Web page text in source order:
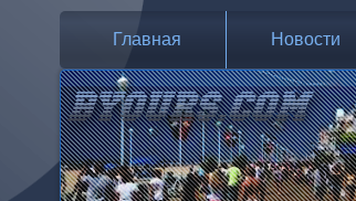
Главная Новости